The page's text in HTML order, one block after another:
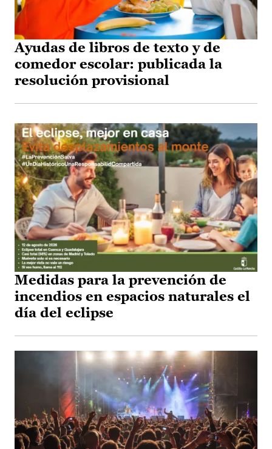
Ayudas de libros de texto y de
comedor escolar: publicada la
resolución provisional
Medidas para la prevención de
incendios en espacios naturales el
día del eclipse